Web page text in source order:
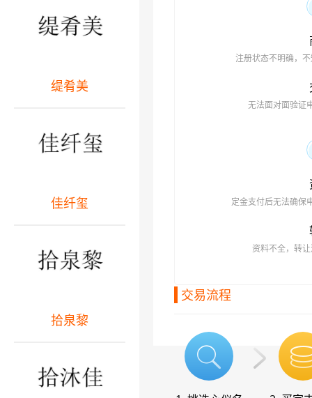
注册状态不明确，
无法面对面验证
定金支付后无法确保
资料不全，转
交易流程
缇肴美
佳纤玺
拾泉黎